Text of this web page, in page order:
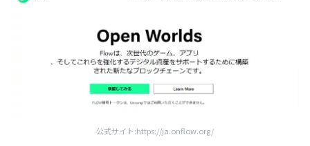
公式サイト:https://ja.onflow.org/